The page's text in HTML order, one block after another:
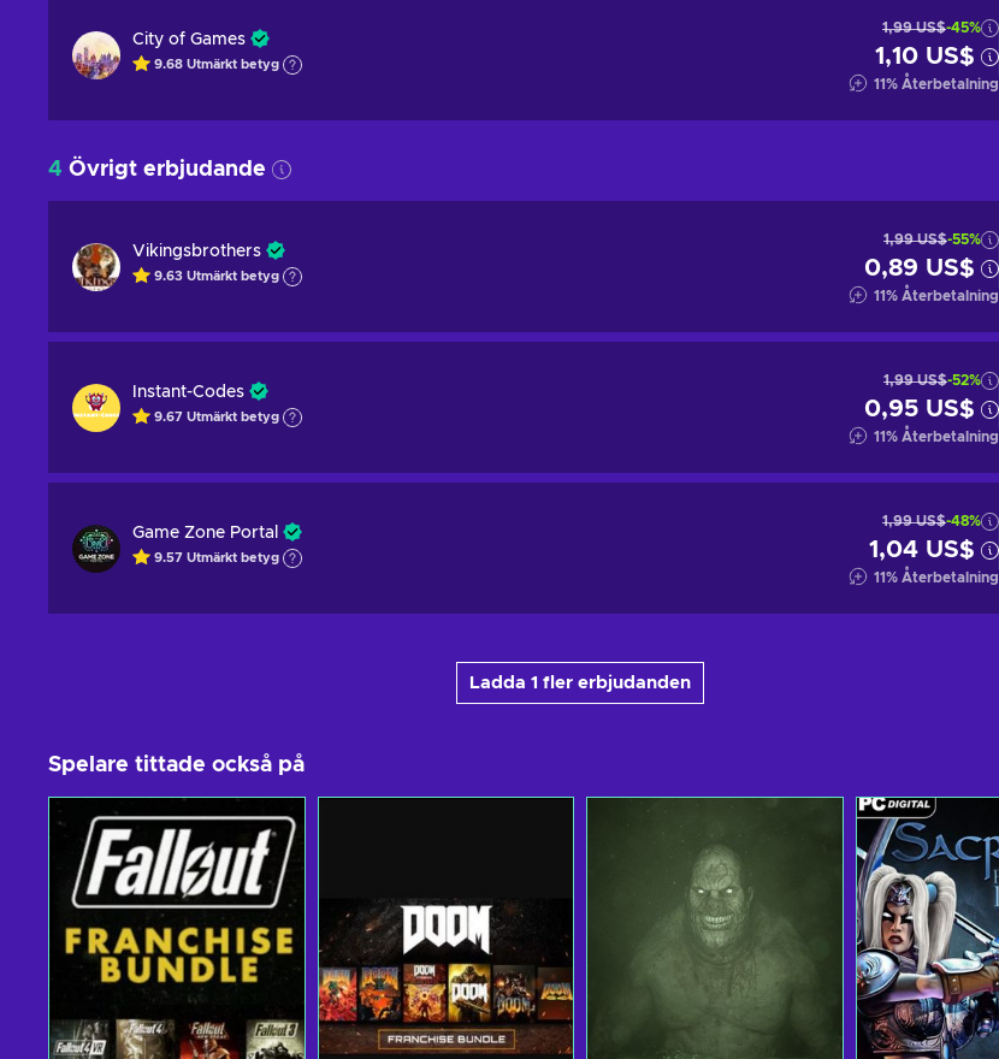
City of Games
9.68 Utmärkt betyg
1,99 US$-45%
1,10 US$
11% Återbetalning
4 Övrigt erbjudande
Vikingsbrothers
9.63 Utmärkt betyg
1,99 US$-55%
0,89 US$
11% Återbetalning
Instant-Codes
9.67 Utmärkt betyg
1,99 US$-52%
0,95 US$
11% Återbetalning
Game Zone Portal
9.57 Utmärkt betyg
1,99 US$-48%
1,04 US$
11% Återbetalning
Ladda 1 fler erbjudanden
Spelare tittade också på